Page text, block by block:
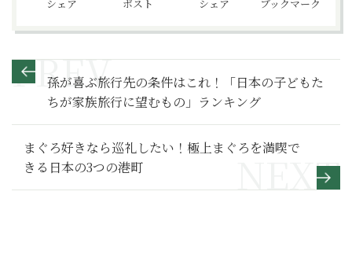
シェア ポスト シェア ブックマーク
孫が喜ぶ旅行先の条件はこれ！「日本の子どもた
ちが家族旅行に望むもの」ランキング
まぐろ好きなら巡礼したい！極上まぐろを満喫で
きる日本の3つの港町